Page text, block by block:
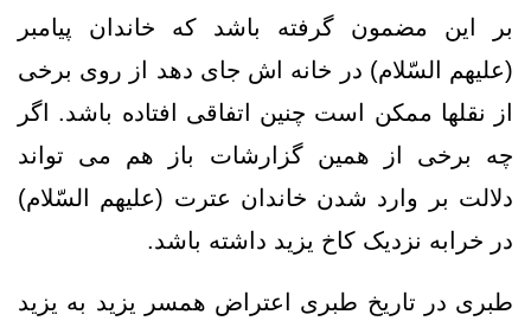
بر این مضمون گرفته باشد که خاندان پیامبر
(علیهم السّلام) در خانه اش جای دهد از روی برخی
از نقلها ممکن است چنین اتفاقی افتاده باشد. اگر
چه برخی از همین گزارشات باز هم می تواند
دلالت بر وارد شدن خاندان عترت (علیهم السّلام)
در خرابه نزدیک کاخ یزید داشته باشد.
طبری در تاریخ طبری اعتراض همسر یزید به یزید